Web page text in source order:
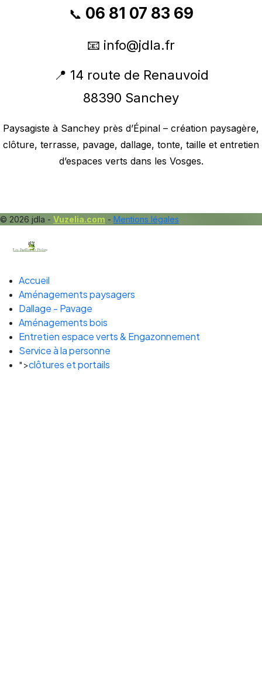
📞 06 81 07 83 69
📧 info@jdla.fr
📍 14 route de Renauvoid
88390 Sanchey
Paysagiste à Sanchey près d’Épinal – création paysagère,
clôture, terrasse, pavage, dallage, tonte, taille et entretien
d’espaces verts dans les Vosges.
© 2026 jdla - Vuzelia.com - Mentions légales
Accueil
Aménagements paysagers
Dallage - Pavage
Aménagements bois
Entretien espace verts & Engazonnement
Service à la personne
">clôtures et portails